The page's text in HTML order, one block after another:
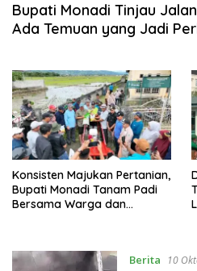
Bupati Monadi Tinjau
Ada Temuan yang Jadi
Konsisten Majukan Pertanian,
Bupati Monadi Tanam Padi
Bersama Warga dan
Berita
10